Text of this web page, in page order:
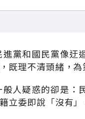
黨和國民黨像迂
既理不清頭緒，為
人疑惑的卻是：
立委即說「沒有」